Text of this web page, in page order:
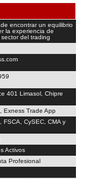
encontrar un equilibrio
la experiencia de
del trading
401 Limasol, Chipre
Exness Trade App
FSCA, CySEC, CMA y
Activos
Profesional